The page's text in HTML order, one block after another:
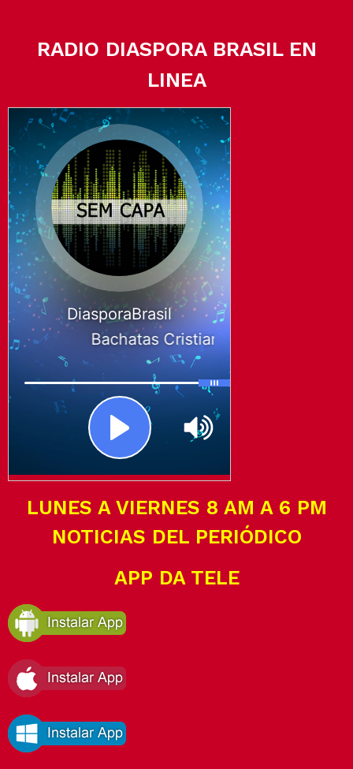
RADIO DIASPORA BRASIL EN
LINEA
LUNES A VIERNES 8 AM A 6 PM
NOTICIAS DEL PERIÓDICO
APP DA TELE